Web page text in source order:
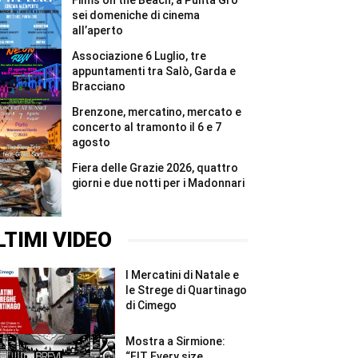
#Shorts
in
quattro
giorni
tutti
i
5.000
pettorali
#Shorts
sei domeniche di cinema
all’aperto
Associazione 6 Luglio, tre
appuntamenti tra Salò, Garda e
Bracciano
Brenzone, mercatino, mercato e
concerto al tramonto il 6 e 7
agosto
Fiera delle Grazie 2026, quattro
giorni e due notti per i Madonnari
VIDEO
I Mercatini di Natale e
le Strege di Quartinago
di Cimego
Mostra a Sirmione: